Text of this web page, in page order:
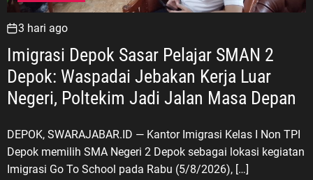
3 hari ago
Imigrasi Depok Sasar Pelajar SMAN 2
Depok: Waspadai Jebakan Kerja Luar
DEPOK, SWARAJABAR.ID — Kantor Imigrasi Kelas I Non TPI
Depok memilih SMA Negeri 2 Depok sebagai lokasi kegiatan
Imigrasi Go To School pada Rabu (5/8/2026), […]